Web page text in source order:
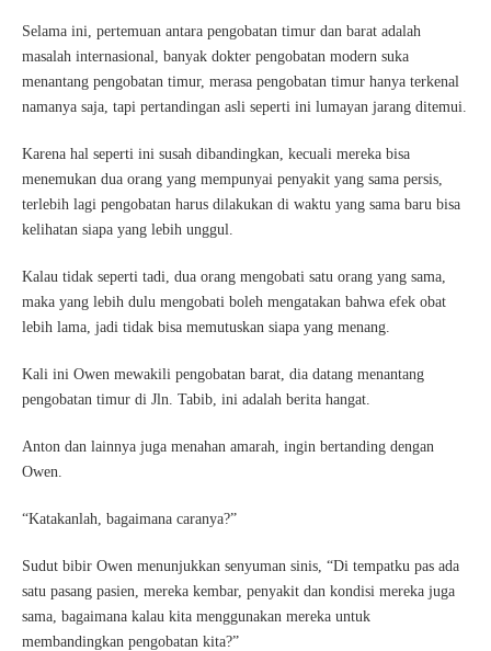
Selama ini, pertemuan antara pengobatan timur dan barat adalah
masalah internasional, banyak dokter pengobatan modern suka
menantang pengobatan timur, merasa pengobatan timur hanya terkenal
namanya saja, tapi pertandingan asli seperti ini lumayan jarang ditemui.
Karena hal seperti ini susah dibandingkan, kecuali mereka bisa
menemukan dua orang yang mempunyai penyakit yang sama persis,
terlebih lagi pengobatan harus dilakukan di waktu yang sama baru bisa
kelihatan siapa yang lebih unggul.
Kalau tidak seperti tadi, dua orang mengobati satu orang yang sama,
maka yang lebih dulu mengobati boleh mengatakan bahwa efek obat
lebih lama, jadi tidak bisa memutuskan siapa yang menang.
Kali ini Owen mewakili pengobatan barat, dia datang menantang
pengobatan timur di Jln. Tabib, ini adalah berita hangat.
Anton dan lainnya juga menahan amarah, ingin bertanding dengan
Owen.
“Katakanlah, bagaimana caranya?”
Sudut bibir Owen menunjukkan senyuman sinis, “Di tempatku pas ada
satu pasang pasien, mereka kembar, penyakit dan kondisi mereka juga
sama, bagaimana kalau kita menggunakan mereka untuk
membandingkan pengobatan kita?”